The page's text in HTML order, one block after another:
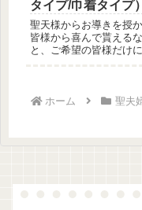
タイプ/巾着タイプ）
聖天様からお導きを授か
皆様から喜んで貰える
と、ご希望の皆様だけ
ホーム 聖夫